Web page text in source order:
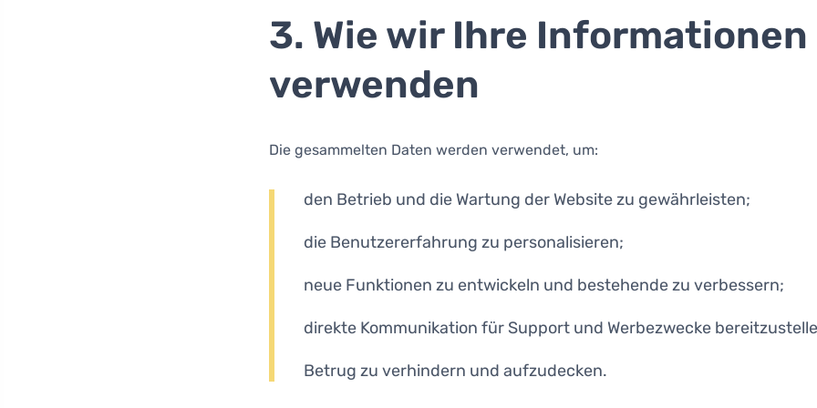
3. Wie wir Ihre Informationen
verwenden
Die gesammelten Daten werden verwendet, um:
den Betrieb und die Wartung der Website zu gewährleisten;
die Benutzererfahrung zu personalisieren;
neue Funktionen zu entwickeln und bestehende zu verbessern;
direkte Kommunikation für Support und Werbezwecke
Betrug zu verhindern und aufzudecken.